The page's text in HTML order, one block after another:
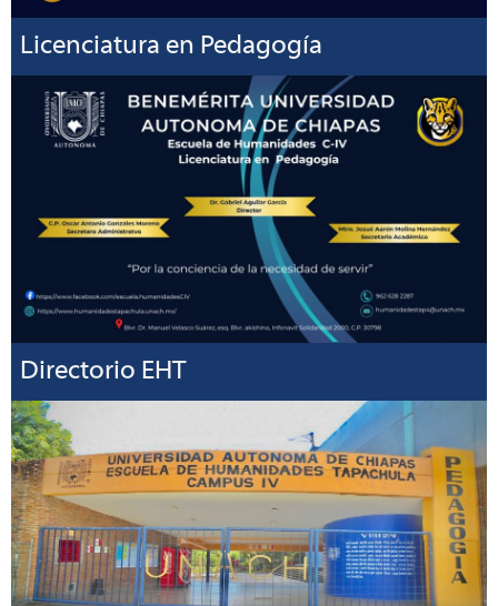
Licenciatura en Pedagogía
Directorio EHT